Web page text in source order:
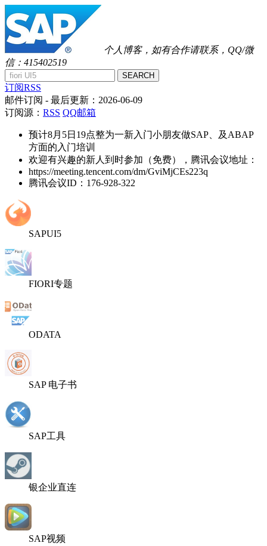
个人博客，如有合作请联系，QQ/微
信：415402519
SEARCH
订阅RSS
邮件订阅 - 最后更新： 2026-06-09
订阅源： RSS QQ邮箱
预计8月5日19点整为一新入门小朋友做SAP、及ABAP
方面的入门培训
欢迎有兴趣的新人到时参加（免费），腾讯会议地址：
https://meeting.tencent.com/dm/GviMjCEs223q
腾讯会议ID：176-928-322
SAPUI5
FIORI专题
ODATA
SAP 电子书
SAP工具
银企业直连
SAP视频